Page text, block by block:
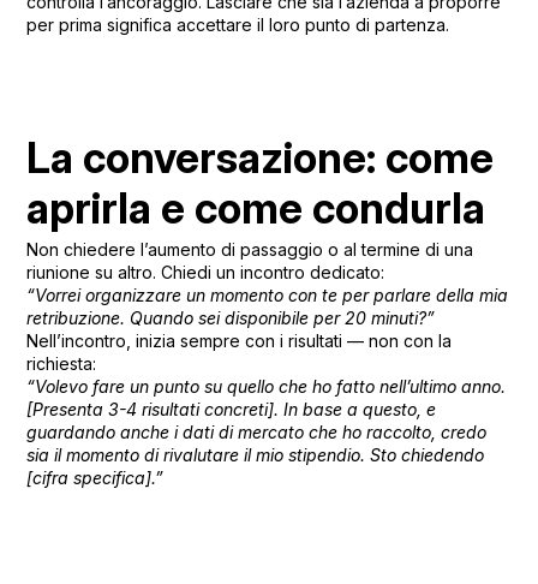
per prima significa accettare il loro punto di partenza.
La conversazione: come
aprirla e come condurla
Non chiedere l’aumento di passaggio o al termine di una
riunione su altro. Chiedi un incontro dedicato:
“Vorrei organizzare un momento con te per parlare della mia
retribuzione. Quando sei disponibile per 20 minuti?”
Nell’incontro, inizia sempre con i risultati — non con la
richiesta:
“Volevo fare un punto su quello che ho fatto nell’ultimo anno.
[Presenta 3-4 risultati concreti]. In base a questo, e
guardando anche i dati di mercato che ho raccolto, credo
sia il momento di rivalutare il mio stipendio. Sto chiedendo
[cifra specifica].”